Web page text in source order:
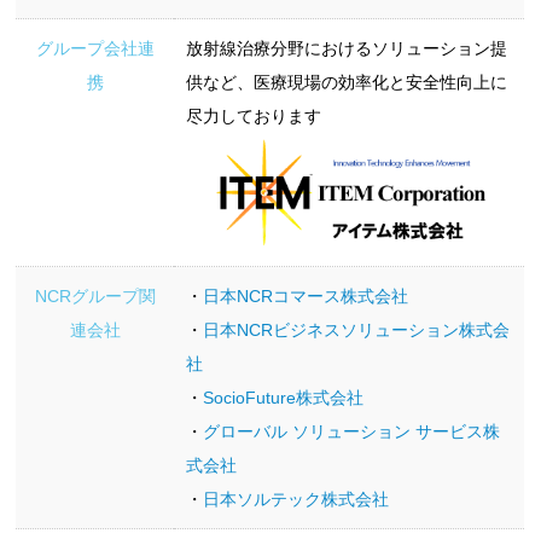
グループ会社連
携
放射線治療分野におけるソリューション提
供など、医療現場の効率化と安全性向上に
尽力しております
NCRグループ関
連会社
・ 日本NCRコマース株式会社
・ 日本NCRビジネスソリューション株式会
社
・SocioFuture株式会社
・ グローバル ソリューション サービス株
式会社
・ 日本ソルテック株式会社